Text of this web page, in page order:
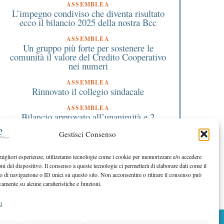
Gestisci Consenso
esperienze, utilizziamo tecnologie come i cookie per memorizzare e/o accedere
del dispositivo. Il consenso a queste tecnologie ci permetterà di elaborare dati come il
di navigazione o ID unici su questo sito. Non acconsentire o ritirare il consenso può
su alcune caratteristiche e funzioni.
maggior parte del periodo
che intercorre tra l’acquisto
ASSEMBLEA
L’impegno condiviso che diventa risultato
ecco il bilancio 2025 della nostra Bcc
ASSEMBLEA
Un gruppo più forte per sostenere le
comunità il valore del Credito Cooperativo
nei numeri
ASSEMBLEA
Rinnovato il collegio sindacale
ASSEMBLEA
Bilancio approvato all’unanimità e 2
EDITORIALE PRESIDENTE
Costruire futuro insieme